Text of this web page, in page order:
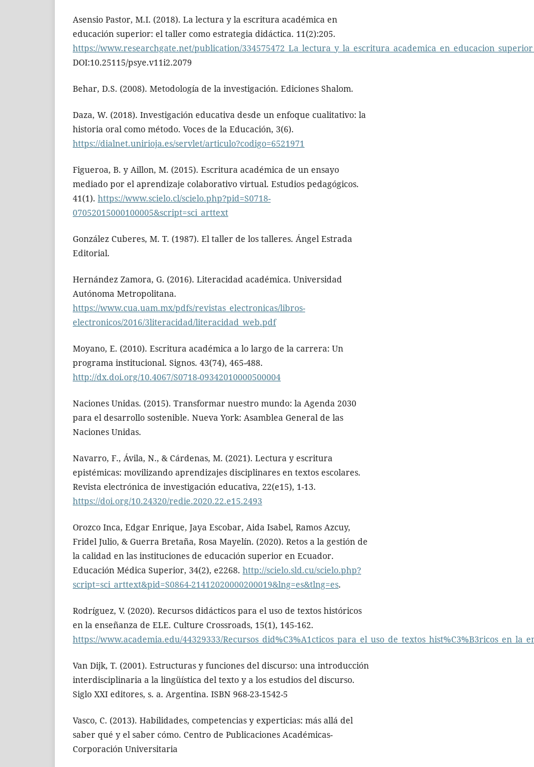
Asensio Pastor, M.I. (2018). La lectura y la escritura académica en
educación superior: el taller como estrategia didáctica. 11(2):205.
https://www.researchgate.net/publication/
DOI:10.25115/psye.v11i2.2079
Behar, D.S. (2008). Metodología de la investigación. Ediciones Shalom.
Daza, W. (2018). Investigación educativa desde un enfoque cualitativo: la
historia oral como método. Voces de la Educación, 3(6).
https://dialnet.unirioja.es/servlet/articulo?codigo=6521971
Figueroa, B. y Aillon, M. (2015). Escritura académica de un ensayo
mediado por el aprendizaje colaborativo virtual. Estudios pedagógicos.
41(1). https://www.scielo.cl/scielo.php?pid=S0718-
07052015000100005&script=sci_arttext
González Cuberes, M. T. (1987). El taller de los talleres. Ángel Estrada
Editorial.
Hernández Zamora, G. (2016). Literacidad académica. Universidad
Autónoma Metropolitana.
https://www.cua.uam.mx/pdfs/revistas_electronicas/libros-
electronicos/2016/3literacidad/literacidad_web.pdf
Moyano, E. (2010). Escritura académica a lo largo de la carrera: Un
programa institucional. Signos. 43(74), 465-488.
http://dx.doi.org/10.4067/S0718-09342010000500004
Naciones Unidas. (2015). Transformar nuestro mundo: la Agenda 2030
para el desarrollo sostenible. Nueva York: Asamblea General de las
Naciones Unidas.
Navarro, F., Ávila, N., & Cárdenas, M. (2021). Lectura y escritura
epistémicas: movilizando aprendizajes disciplinares en textos escolares.
Revista electrónica de investigación educativa, 22(e15), 1-13.
https://doi.org/10.24320/redie.2020.22.e15.2493
Orozco Inca, Edgar Enrique, Jaya Escobar, Aida Isabel, Ramos Azcuy,
Fridel Julio, & Guerra Bretaña, Rosa Mayelín. (2020). Retos a la gestión de
la calidad en las instituciones de educación superior en Ecuador.
Educación Médica Superior, 34(2), e2268. http://scielo.sld.cu/scielo.php?
script=sci_arttext&pid=S0864-21412020000200019&lng=es&tlng=es.
Rodríguez, V. (2020). Recursos didácticos para el uso de textos históricos
en la enseñanza de ELE. Culture Crossroads, 15(1), 145-162.
https://www.academia.edu/44329333/
Van Dijk, T. (2001). Estructuras y funciones del discurso: una introducción
interdisciplinaria a la lingüística del texto y a los estudios del discurso.
Siglo XXI editores, s. a. Argentina. ISBN 968-23-1542-5
Vasco, C. (2013). Habilidades, competencias y experticias: más allá del
saber qué y el saber cómo. Centro de Publicaciones Académicas-
Corporación Universitaria